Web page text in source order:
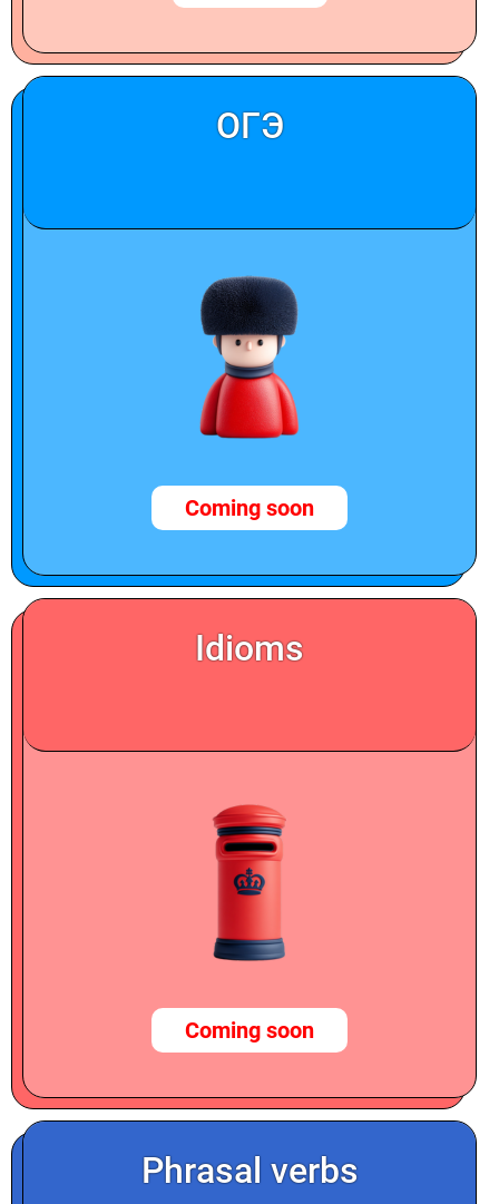
ОГЭ
Coming soon
Idioms
Coming soon
Phrasal verbs